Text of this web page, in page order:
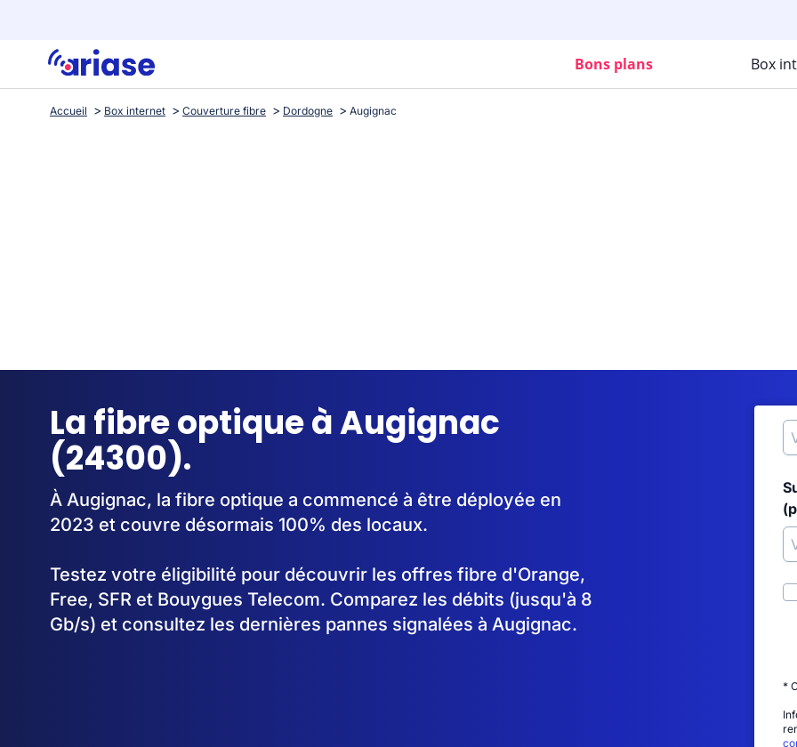
Bons plans Box
Accueil Box internet Couverture fibre Dordogne Augignac
La fibre optique à Augignac
(24300).
À Augignac, la fibre optique a commencé à être déployée en
2023 et couvre désormais 100% des locaux.
Testez votre éligibilité pour découvrir les offres fibre d'Orange,
Free, SFR et Bouygues Telecom. Comparez les débits (jusqu'à 8
Gb/s) et consultez les dernières pannes signalées à Augignac.
*